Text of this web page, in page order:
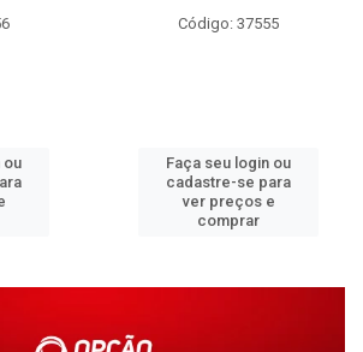
ou
Código: 37555
Faça seu login ou
cadastre-se para
ver preços e
comprar